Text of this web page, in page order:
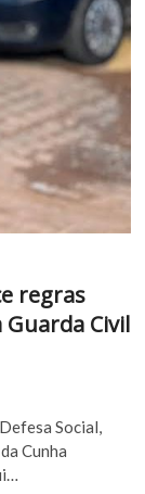
regras
Civil
Social,
Cunha